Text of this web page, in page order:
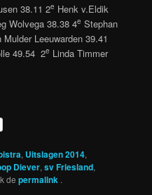
38.11 2e Henk v.Eldik
Wolvega 38.38 4e Stephan
Mulder Leeuwarden 39.41
49.54 2e Linda Timmer
, Uitslagen 2014,
Diever,sv Friesland,
depermalink .